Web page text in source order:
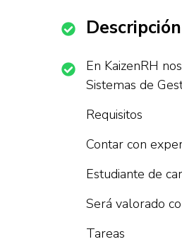
Descripción
En KaizenRH
Sistemas de
Requisitos
Contar con
Estudiante de
Será valorado
Tareas